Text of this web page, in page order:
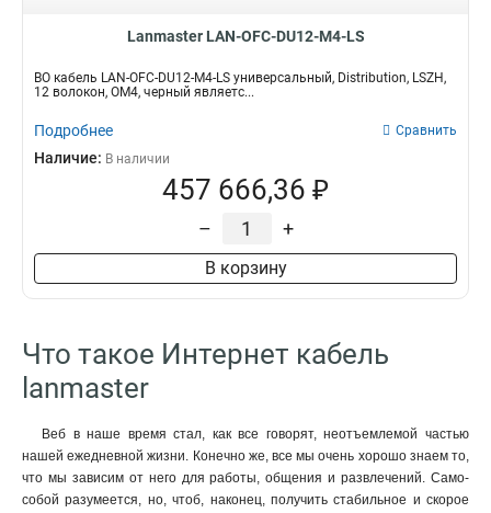
Lanmaster LAN-OFC-DU12-M4-LS
ВО кабель LAN-OFC-DU12-M4-LS универсальный, Distribution, LSZH,
12 волокон, OM4, черный являетс...
Подробнее Сравнить
Наличие: В наличии
457 666,36 ₽
– +
В корзину
Что такое Интернет кабель
lanmaster
Веб в наше время стал, как все говорят, неотъемлемой частью
нашей ежедневной жизни. Конечно же, все мы очень хорошо знаем то,
что мы зависим от него для работы, общения и развлечений. Само-
собой разумеется, но, чтоб, наконец, получить стабильное и скорое